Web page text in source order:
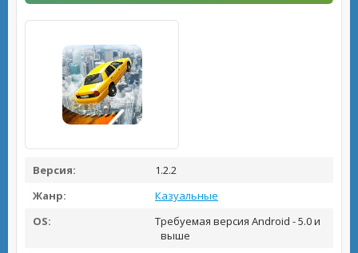
Версия:
1.2.2
Жанр:
Казуальные
OS:
Требуемая версия Android - 5.0 и
выше